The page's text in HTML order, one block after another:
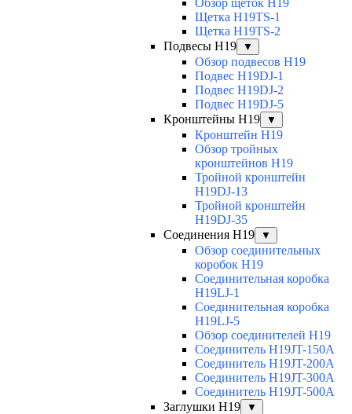
Щетка H19TS-1
Щетка H19TS-2
Подвесы H19
▼
Обзор подвесов H19
Подвес H19DJ-1
Подвес H19DJ-2
Подвес H19DJ-5
Кронштейны H19
▼
Кронштейн H19
Обзор тройных
кронштейнов H19
Тройной кронштейн
H19DJ-13
Тройной кронштейн
H19DJ-35
Соединения H19
▼
Обзор соединительных
коробок H19
Соединительная коробка
H19LJ-1
Соединительная коробка
H19LJ-5
Обзор соединителей H19
Соединитель H19JT-150A
Соединитель H19JT-200A
Соединитель H19JT-300A
Соединитель H19JT-500A
Заглушки H19
▼